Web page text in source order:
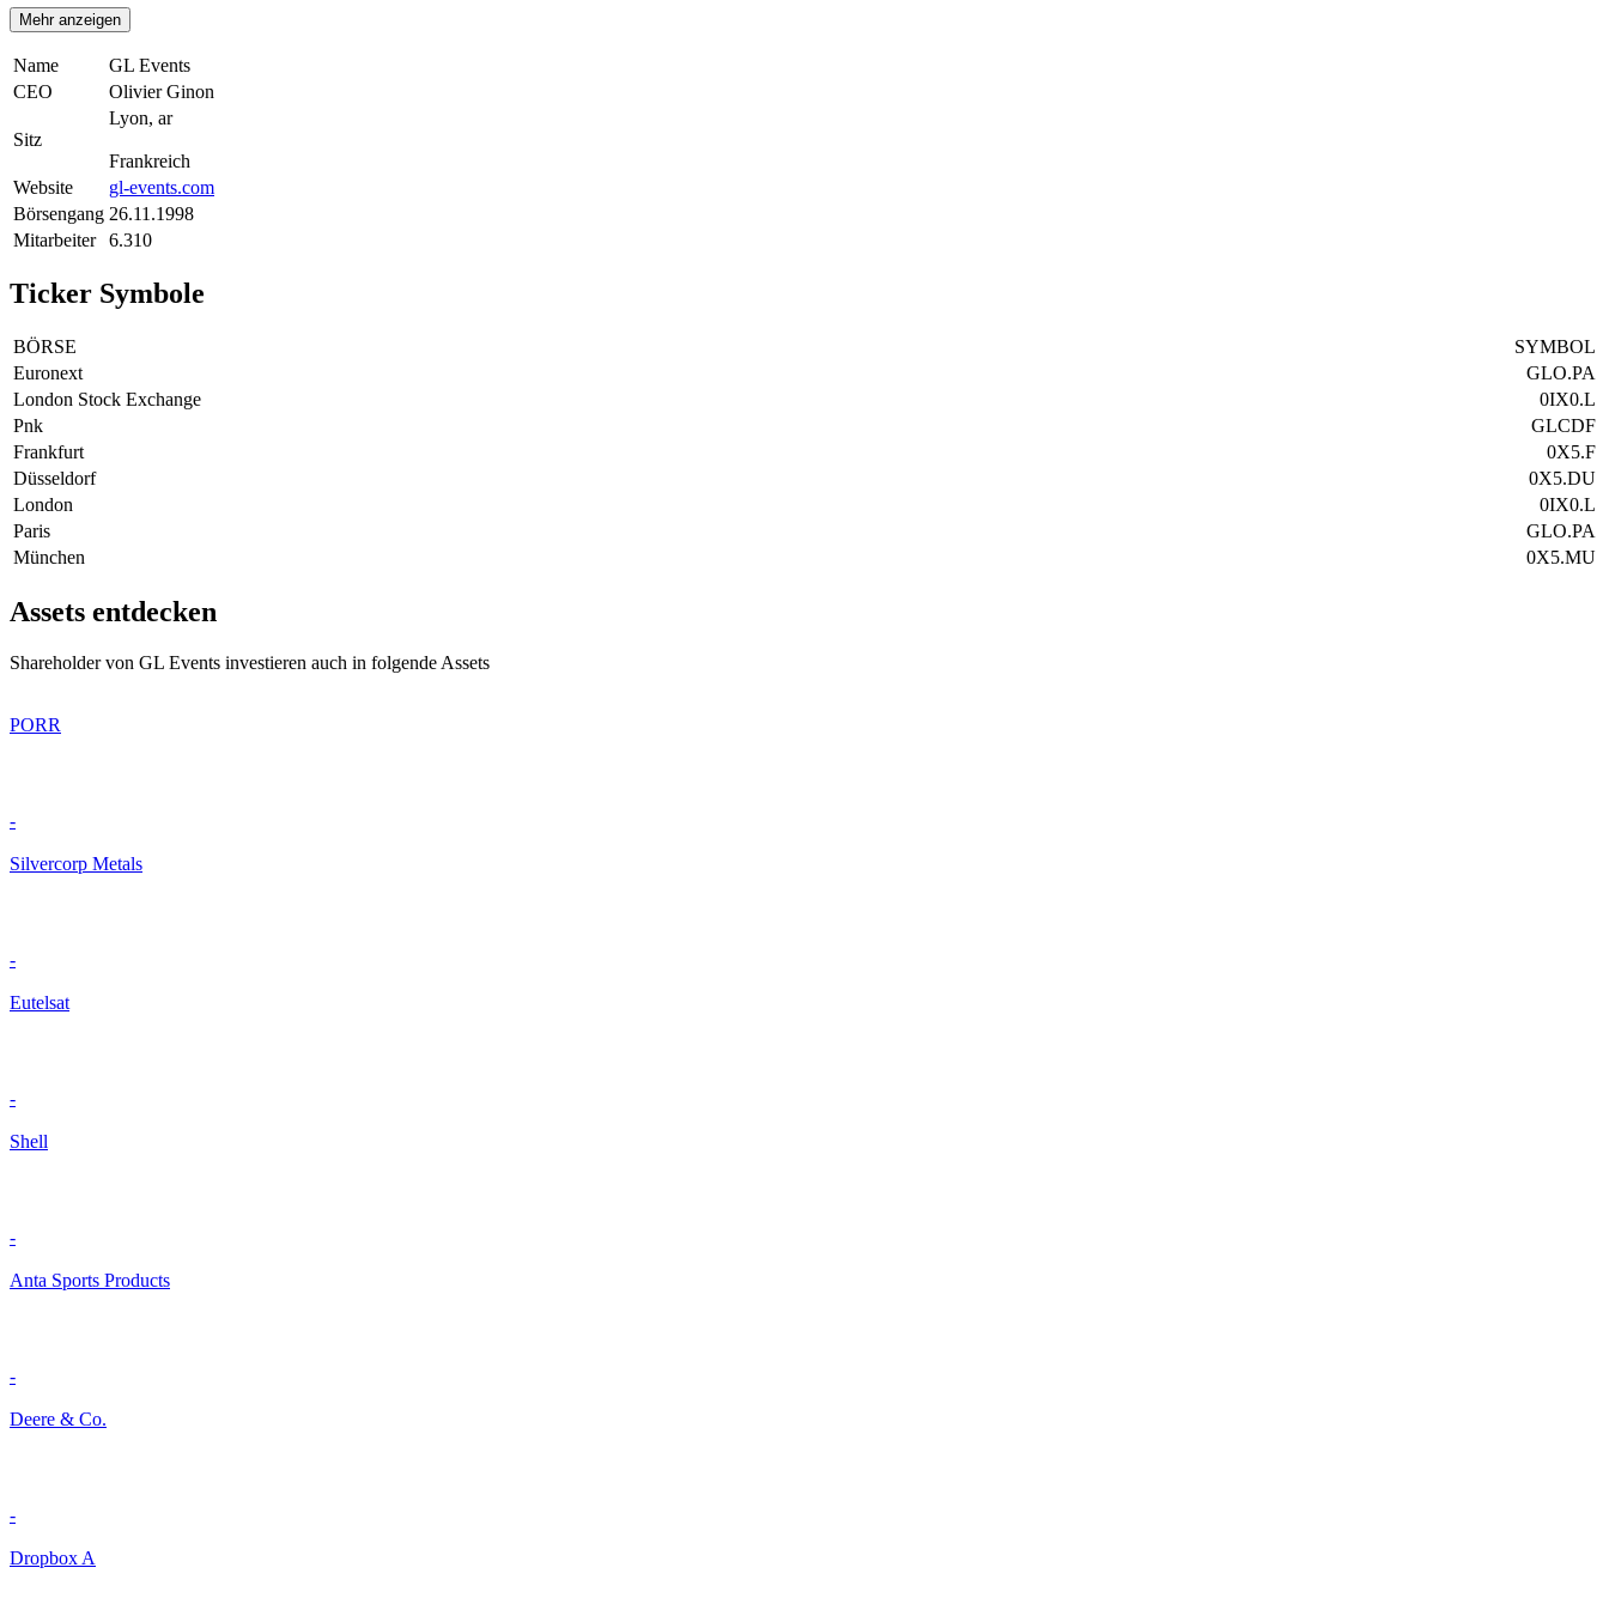
Mehr anzeigen
Name
GL Events
CEO
Olivier Ginon
Sitz
Lyon, ar
Frankreich
Website
gl-events.com
Börsengang 26.11.1998
Mitarbeiter
6.310
Ticker Symbole
BÖRSE
SYMBOL
Euronext
GLO.PA
London Stock Exchange
0IX0.L
Pnk
GLCDF
Frankfurt
0X5.F
Düsseldorf
0X5.DU
London
0IX0.L
Paris
GLO.PA
München
0X5.MU
Assets entdecken
Shareholder von GL Events investieren auch in folgende Assets
PORR
-
Silvercorp Metals
-
Eutelsat
-
Shell
-
Anta Sports Products
-
Deere & Co.
-
Dropbox A